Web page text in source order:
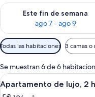
Este fin de semana
ago 7 - ago 9
Consulta la
Filtros
disponibles
para
las
habitaciones
Todas las habitaciones 3 camas o
Se muestran 6 de 6
Abrir
todas
18
Apartamento de lujo, 2